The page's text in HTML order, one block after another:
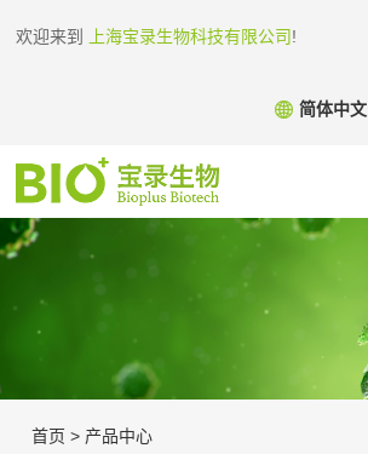
欢迎来到 上海宝录生物科技有限公司!
简体中文
首页 > 产品中心